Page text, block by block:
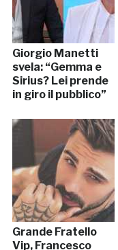
Giorgio Manetti
svela: “Gemma e
Sirius? Lei prende
in giro il pubblico”
Grande Fratello
Vip, Francesco